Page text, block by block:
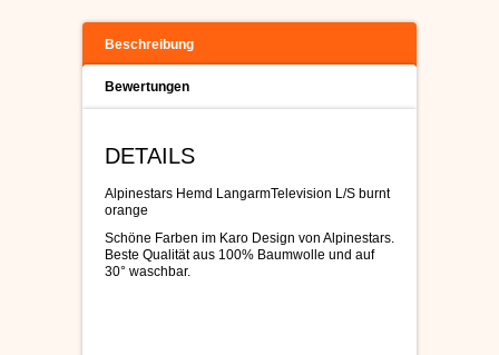
Beschreibung
Bewertungen
DETAILS
Alpinestars Hemd LangarmTelevision L/S burnt
orange
Schöne Farben im Karo Design von Alpinestars.
Beste Qualität aus 100% Baumwolle und auf
30° waschbar.